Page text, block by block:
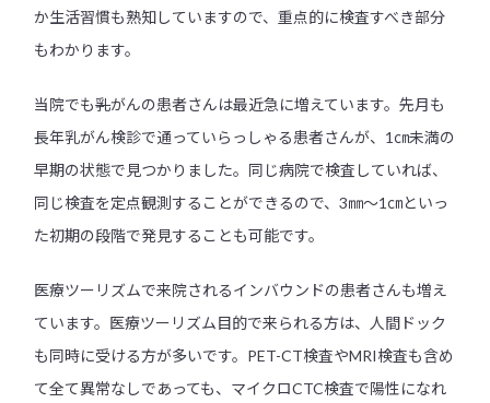
か生活習慣も熟知していますので、重点的に検査すべき部分
もわかります。
当院でも乳がんの患者さんは最近急に増えています。先月も
長年乳がん検診で通っていらっしゃる患者さんが、1㎝未満の
早期の状態で見つかりました。同じ病院で検査していれば、
同じ検査を定点観測することができるので、3㎜～1㎝といっ
た初期の段階で発見することも可能です。
医療ツーリズムで来院されるインバウンドの患者さんも増え
ています。医療ツーリズム目的で来られる方は、人間ドック
も同時に受ける方が多いです。PET-CT検査やMRI検査も含め
て全て異常なしであっても、マイクロCTC検査で陽性になれ